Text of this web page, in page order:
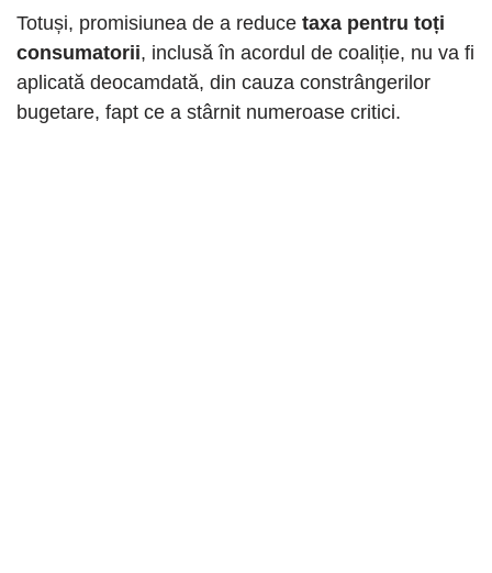
Totuși, promisiunea de a reduce taxa pentru toți
consumatorii, inclusă în acordul de coaliție, nu va fi
aplicată deocamdată, din cauza constrângerilor
bugetare, fapt ce a stârnit numeroase critici.